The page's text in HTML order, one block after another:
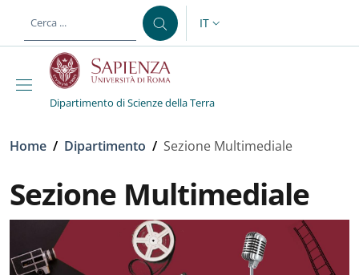
al contenuto principale
SELETTORE LINGUA:
IT
Dipartimento di Scienze della Terra
Briciole di pane
Home / Dipartimento / Sezione Multimediale
Sezione Multimediale